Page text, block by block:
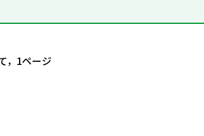
，1ページ